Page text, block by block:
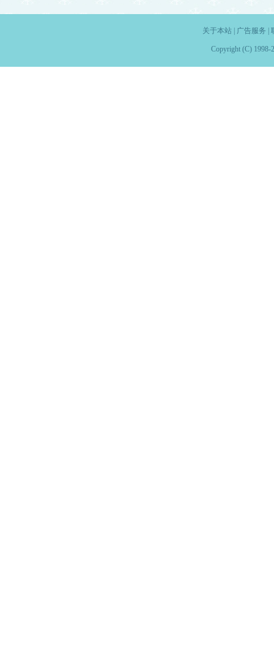
关于本站| 广告服务
Copyright (C) 1998-